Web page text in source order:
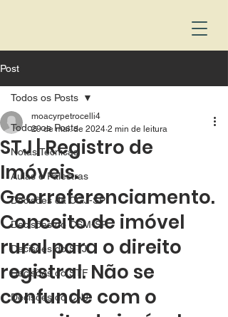
Post
Todos os Posts
Notas Técnicas
Aulas e Palestras
Decisões da CGJ-SP
Decisões do CSM-SP
Decisões do STJ
Decisões do STF
Decisões do CNJ
Todos os Posts
STJ | Registro de
Imóveis.
Georreferenciamento.
Conceito de imóvel
rural para o direito
registral. Não se
confunde com o
moacyrpetrocelli4
29 de mai. de 2024 2 min de leitura